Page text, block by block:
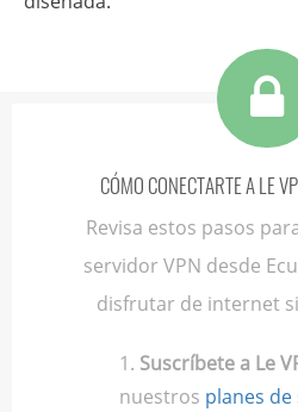
CÓMO CONECTARTE A LE
Revisa estos pasos
servidor VPN desde
disfrutar de internet
Suscríbete a Le
nuestros planes